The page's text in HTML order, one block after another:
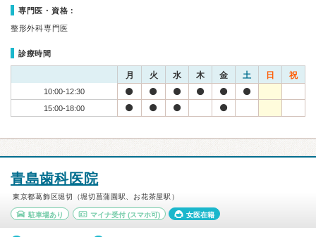
専門医・資格：
整形外科専門医
診療時間
月 火 水 木 金 土 日 祝
10:00-12:30
15:00-18:00
青島歯科医院
東京都葛飾区堀切（堀切菖蒲園駅、お花茶屋駅）
駐車場あり マイナ受付(スマホ可) 女医在籍